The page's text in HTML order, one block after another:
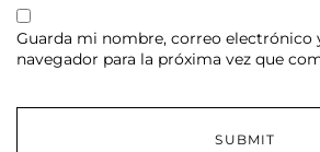
Guarda mi nombre, correo electrónico
navegador para la próxima vez que